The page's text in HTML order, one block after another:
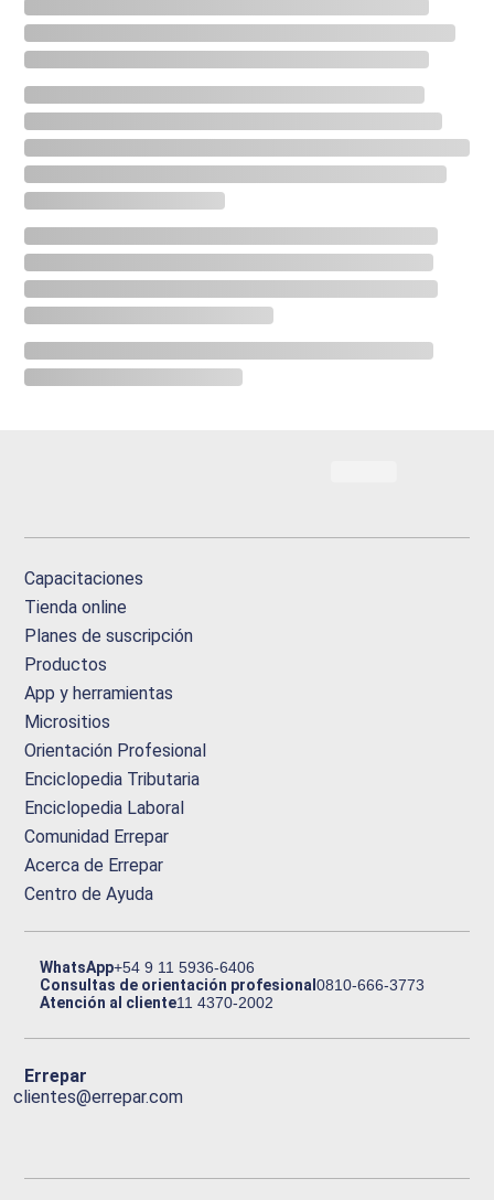
Capacitaciones
Tienda online
Planes de suscripción
Productos
App y herramientas
Micrositios
Orientación Profesional
Enciclopedia Tributaria
Enciclopedia Laboral
Comunidad Errepar
Acerca de Errepar
Centro de Ayuda
WhatsApp+54 9 11 5936-6406
Consultas de orientación profesional0810-666-3773
Atención al cliente11 4370-2002
Errepar
clientes@errepar.com